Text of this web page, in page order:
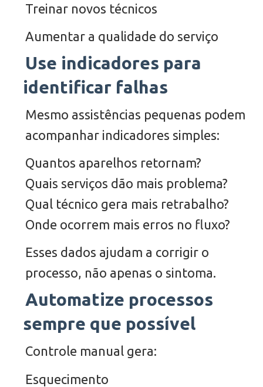
Treinar novos técnicos
Aumentar a qualidade do serviço
Use indicadores para
identificar falhas
Mesmo assistências pequenas podem
acompanhar indicadores simples:
Quantos aparelhos retornam?
Quais serviços dão mais problema?
Qual técnico gera mais retrabalho?
Onde ocorrem mais erros no fluxo?
Esses dados ajudam a corrigir o
processo, não apenas o sintoma.
Automatize processos
sempre que possível
Controle manual gera:
Esquecimento